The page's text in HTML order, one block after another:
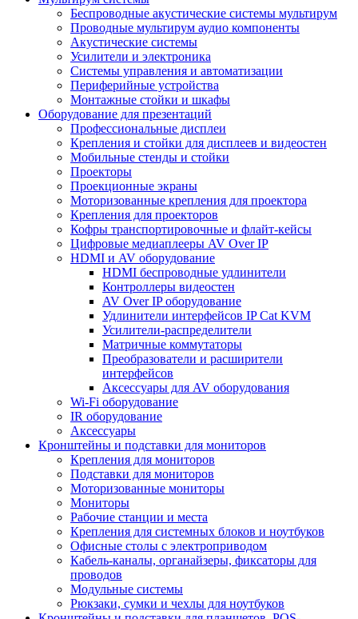
Беспроводные акустические системы мультирум
Проводные мультирум аудио компоненты
Акустические системы
Усилители и электроника
Системы управления и автоматизации
Периферийные устройства
Монтажные стойки и шкафы
Оборудование для презентаций
Профессиональные дисплеи
Крепления и стойки для дисплеев и видеостен
Мобильные стенды и стойки
Проекторы
Проекционные экраны
Моторизованные крепления для проектора
Крепления для проекторов
Кофры транспортировочные и флайт-кейсы
Цифровые медиаплееры AV Over IP
HDMI и AV оборудование
HDMI беспроводные удлинители
Контроллеры видеостен
AV Over IP оборудование
Удлинители интерфейсов IP Cat KVM
Усилители-распределители
Матричные коммутаторы
Преобразователи и расширители
интерфейсов
Аксессуары для AV оборудования
Wi-Fi оборудование
IR оборудование
Аксессуары
Кронштейны и подставки для мониторов
Крепления для мониторов
Подставки для мониторов
Моторизованные мониторы
Мониторы
Рабочие станции и места
Крепления для системных блоков и ноутбуков
Офисные столы с электроприводом
Кабель-каналы, органайзеры, фиксаторы для
проводов
Модульные системы
Рюкзаки, сумки и чехлы для ноутбуков